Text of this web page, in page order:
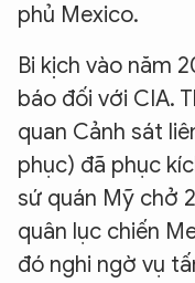
phủ Mexico.
Bi kịch vào năm
báo đối với CIA.
quan Cảnh sát
phục) đã phục
sứ quán Mỹ chở
quân lục chiến
đó nghi ngờ vụ